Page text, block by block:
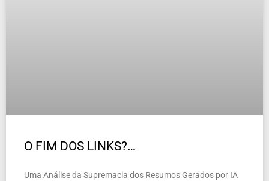
O FIM DOS LINKS?…
Uma Análise da Supremacia dos Resumos Gerados por IA